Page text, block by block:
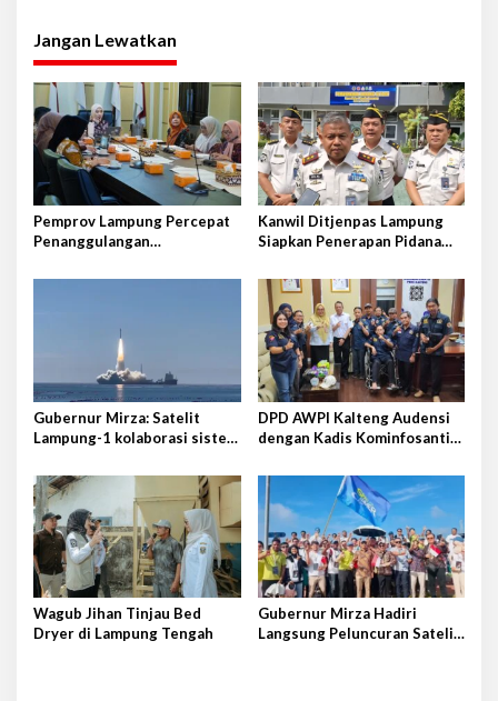
a
s
i
p
o
s
Jangan Lewatkan
Pemprov Lampung Percepat
Penanggulangan
Kanwil Ditjenpas Lampung
Siapkan Penerapan Pidana
Gubernur Mirza: Satelit
Lampung-1 kolaborasi sister
DPD AWPI Kalteng Audensi
dengan Kadis Kominfosantik
Rencana Kongnas II AWPI se-
Indonesia
Wagub Jihan Tinjau Bed
Dryer di Lampung Tengah
Gubernur Mirza Hadiri
Langsung Peluncuran Satelit